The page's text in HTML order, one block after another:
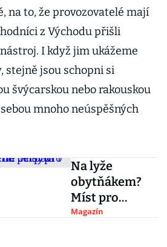
na to, že provozovatelé mají
z Východu přišli
I když jim ukážeme
stejně jsou schopni si
švýcarskou nebo rakouskou
mnoho neúspěšných
Na lyže
obytňákem?
Míst pro
parkování
Magazín